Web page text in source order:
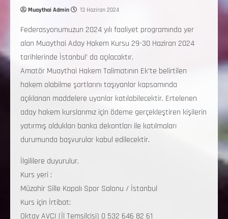
Muaythai Admin 13 Haziran 2024
Federasyonumuzun 2024 yılı faaliyet programında yer
alan Muaythai Aday Hakem Kursu 29-30 Haziran 2024
tarihlerinde İstanbul’ da açılacaktır.
Amatör Muaythai Hakem Talimatının Ek’te belirtilen
hakem olabilme şartlarını taşıyanlar kapsamında
açıklanan maddelere uyanlar katılabilecektir. Ertelenen
aday hakem kurslarımız için ödeme gerçekleştiren kişilerin
yatırmış oldukları banka dekontları ile katılmaları
durumunda başvurular kabul edilecektir.
İlgililere duyurulur.
Kurs yeri :
Müzahir Sille Kapalı Spor Salonu / İstanbul
Kurs için İrtibat:
Oktay AVCI (İl Temsilcisi) 0 532 646 82 61